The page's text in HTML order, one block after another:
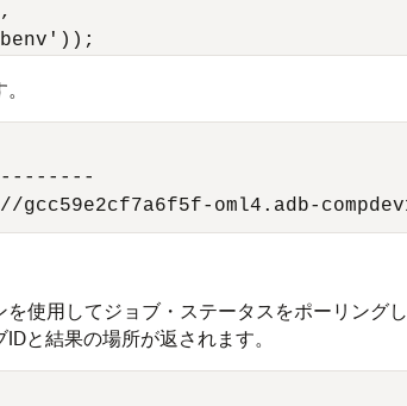
gcc59e2cf7a6f5f-oml4.adb-
使用してジョブ・ステータスをポーリング
と結果の場所が返されます。